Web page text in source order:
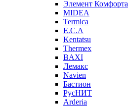
Элемент Комфорта
MIDEA
Termica
E.C.A
Kentatsu
Thermex
BAXI
Лемакс
Navien
Бастион
РусНИТ
Arderia